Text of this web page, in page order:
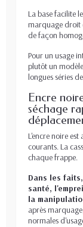
La base facilite
marquage droit
de façon
Pour un usage
plutôt un
longues séries
Encre
séchage
L'encre noire
courants. La
chaque frappe.
Dans les
santé,
la
après
normales